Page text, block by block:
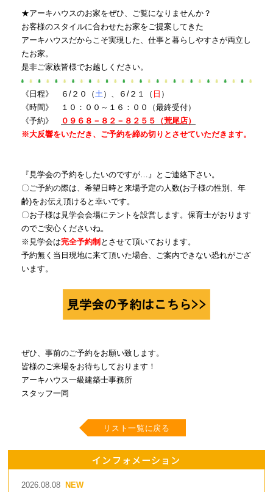
★アーキハウスのお家をぜひ、ご覧になりませんか？
お客様のスタイルに合わせたお家をご提案してきた
アーキハウスだからこそ実現した、仕事と暮らしやすさが両立し
たお家。
是非ご家族皆様でお越しください。
《日程》 ６/２０（ 土 ）、６/２１（ 日 ）
《時間》 １０：００～１６：００（最終受付）
《予約》
０９６８－８２－８２５５（荒尾店）
※大反響をいただき、ご予約を締め切りとさせていただきます。
『見学会の予約をしたいのですが…』とご連絡下さい。
〇ご予約の際は、希望日時と来場予定の人数(お子様の性別、年
齢)をお伝え頂けると幸いです。
〇お子様は見学会会場にテントを設営します。保育士がおります
のでご安心くださいね。
※見学会は完全予約制 とさせて頂いております。
予約無く当日現地に来て頂いた場合、ご案内できない恐れがござ
います。
ぜひ、事前のご予約をお願い致します。
皆様のご来場をお待ちしております！
アーキハウス一級建築士事務所
スタッフ一同
リスト一覧に戻る
インフォメーション
2026.08.08